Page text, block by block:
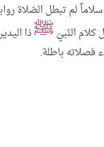
لم تبطل الصّلاة
النّبيّﷺذا
فصلاته باطلة.